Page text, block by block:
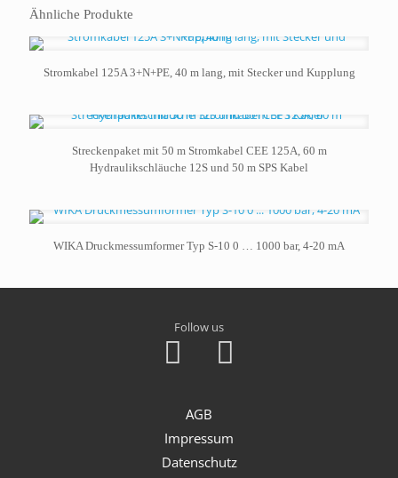
Ähnliche Produkte
Stromkabel 125A 3+N+PE, 40 m lang, mit Stecker und Kupplung
Streckenpaket mit 50 m Stromkabel CEE 125A, 60 m
Hydraulikschläuche 12S und 50 m SPS Kabel
WIKA Druckmessumformer Typ S-10 0 … 1000 bar, 4-20 mA
Follow us
AGB
Impressum
Datenschutz